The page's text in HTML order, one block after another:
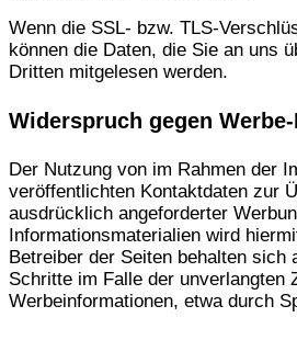
Wenn die SSL- bzw. TLS-
können die Daten, die Sie an uns
Dritten mitgelesen werden.
Widerspruch gegen
Der Nutzung von im Rahmen der
veröffentlichten Kontaktdaten zur
ausdrücklich angeforderter
Informationsmaterialien wird
Betreiber der Seiten behalten sich
Schritte im Falle der unverlangten
Werbeinformationen, etwa durch